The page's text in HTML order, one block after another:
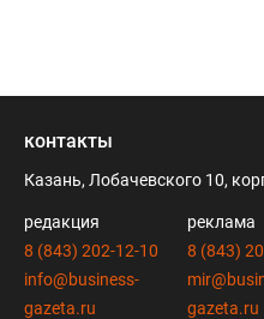
контакты
Казань, Лобачевского 10,
редакция
8 (843) 202-12-10
info@business-
gazeta.ru
реклама
8 (843)
gazeta.ru